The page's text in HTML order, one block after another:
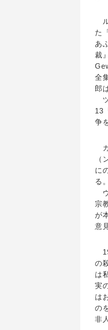
た
あ
裁
全
郎
13
争
（
に
る
宗
が
意
の
は
実
は
の
非